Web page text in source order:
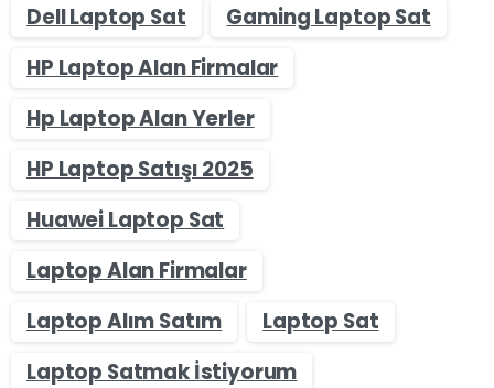
Dell Laptop Sat
Gaming Laptop Sat
HP Laptop Alan Firmalar
Hp Laptop Alan Yerler
HP Laptop Satışı 2025
Huawei Laptop Sat
Laptop Alan Firmalar
Laptop Alım Satım
Laptop Sat
Laptop Satmak İstiyorum